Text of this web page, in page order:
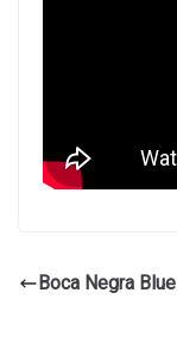
Boca Negra